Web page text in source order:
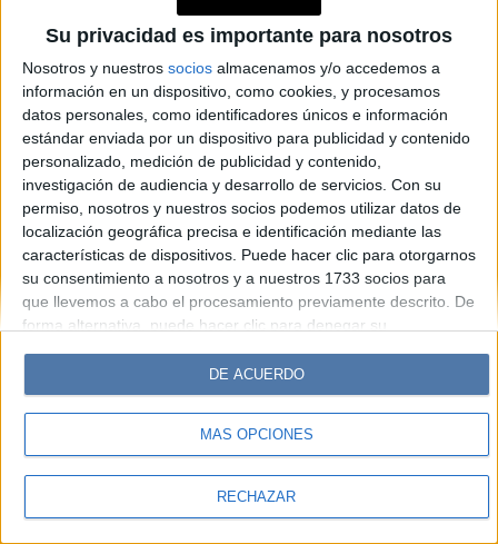
Su privacidad es importante para nosotros
Nosotros y nuestros socios almacenamos y/o accedemos a
información en un dispositivo, como cookies, y procesamos
datos personales, como identificadores únicos e información
estándar enviada por un dispositivo para publicidad y contenido
personalizado, medición de publicidad y contenido,
investigación de audiencia y desarrollo de servicios. Con su
permiso, nosotros y nuestros socios podemos utilizar datos de
localización geográfica precisa e identificación mediante las
características de dispositivos. Puede hacer clic para otorgarnos
su consentimiento a nosotros y a nuestros 1733 socios para
que llevemos a cabo el procesamiento previamente descrito. De
forma alternativa, puede hacer clic para denegar su
cambiar sus preferencias antes de otorgar su consentimiento.
Tenga en cuenta que algún procesamiento de sus datos
personales puede no requerir de su consentimiento, pero usted
tiene el derecho de rechazar tal procesamiento. Sus
sus preferencias o retirar su consentimiento en cualquier
MÁS OPCIONES
RECHAZAR
DE ACUERDO
Weekend Parabrisas
Look
Luz Mía Lunateen Break BATimes
© Perfil.com 2006-2019 - Todos los derechos reservados
Registro de Propiedad Intelectual: Nro. 5346433